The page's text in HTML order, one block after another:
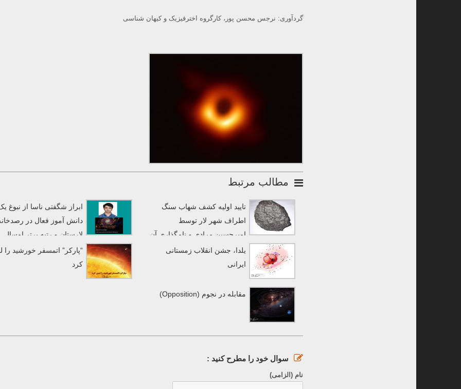
گردآوری: نرجس محسن پور، کارگروه اخترفیزیک و کیهان شناسی
مطالب مرتبط
تایید اولیه کشف شهاب سنگ
اطراف شهر لار توسط
امیرحسین مرادی و نامگذاری آن
به «رصدخانه لارستان »
ابراز شگفتی ناسا از نبوغ
دانش آموز فعال در
لارستان و رتبه برتر امسال
مسابقات پردازش تصاویر ناسا
یلدا، جشن انقلاب زمستانی
ایرانی
“پارکر” اتمسفر خورشید
کرد
مقابله در نجوم (Opposition)
سوال خود را مطرح کنید :
نام (الزامی)